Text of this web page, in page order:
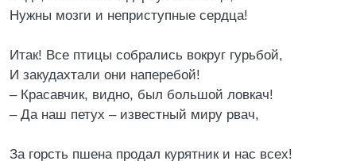
Нужны мозги и неприступные сердца!
Итак! Все птицы собрались вокруг гурьбой,
И закудахтали они наперебой!
– Красавчик, видно, был большой ловкач!
– Да наш петух – известный миру рвач,
За горсть пшена продал курятник и нас всех!